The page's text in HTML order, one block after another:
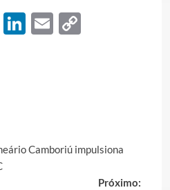
LinkedIn
EmailCopy
Camboriú impulsiona
Próximo: